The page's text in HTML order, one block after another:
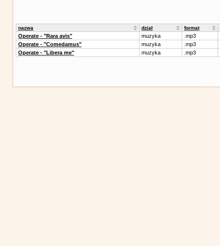
nazwa dział format
Operate - "Rara avis" muzyka
.mp3
Operate - "Comedamus"
muzyka
.mp3
Operate - "Libera me"
muzyka .mp3